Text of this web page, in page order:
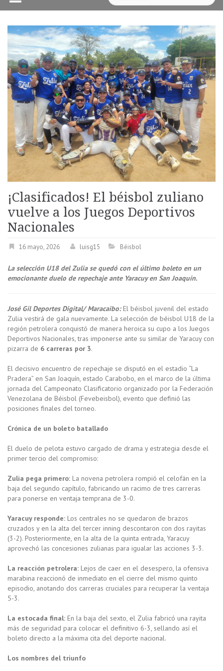
¡Clasificados! El béisbol zuliano
vuelve a los Juegos Deportivos
Nacionales
16 mayo, 2026 luisg15 Béisbol
La selección U18 del Zulia se quedó con el último boleto en un
emocionante duelo de repechaje ante Yaracuy en San Joaquín.
José Gil Deportes Digital/ Maracaibo:El béisbol juvenil del estado
Zulia vestirá de gala nuevamente. La selección de béisbol U18 de la
región petrolera conquistó de manera heroica su cupo a los Juegos
Deportivos Nacionales, tras imponerse ante su similar de Yaracuy con
pizarra de 6 carreras por 3.
El decisivo encuentro de repechaje se disputó en el estadio “La
Pradera” en San Joaquín, estado Carabobo, en el marco de la última
jornada del Campeonato Clasificatorio organizado por la Federación
Venezolana de Béisbol (Fevebeisbol), evento que definió las
posiciones finales del torneo.
Crónica de un boleto batallado
El duelo de pelota estuvo cargado de drama y estrategia desde el
primer tercio del compromiso:
Zulia pega primero: La novena petrolera rompió el celofán en la
baja del segundo capítulo, fabricando un racimo de tres carreras
para ponerse en ventaja temprana de 3-0.
Yaracuy responde: Los centrales no se quedaron de brazos
cruzados y en la alta del tercer inning descontaron con dos rayitas
(3-2). Posteriormente, en la alta de la quinta entrada, Yaracuy
aprovechó las concesiones zulianas para igualar las acciones 3-3.
La reacción petrolera: Lejos de caer en el desespero, la ofensiva
marabina reaccionó de inmediato en el cierre del mismo quinto
episodio, anotando dos carreras cruciales para recuperar la ventaja
5-3.
La estocada final: En la baja del sexto, el Zulia fabricó una rayita
más de seguridad para colocar el definitivo 6-3, sellando así el
boleto directo a la máxima cita del deporte nacional.
Los nombres del triunfo